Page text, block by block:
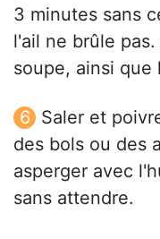
3 minutes sans
l'ail ne brûle
soupe, ainsi que
Saler et
des bols ou des
asperger avec
sans attendre.